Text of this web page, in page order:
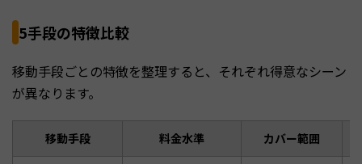
5手段の特徴比較
移動手段ごとの特徴を整理すると、それぞれ得意なシーン
が異なります。
移動手段 料金水準 カバー範囲